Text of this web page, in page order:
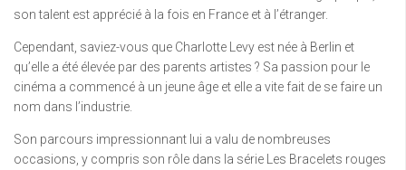
son talent est apprécié à la fois en France et à l’étranger.
Cependant, saviez-vous que Charlotte Levy est née à Berlin et
qu’elle a été élevée par des parents artistes ? Sa passion pour le
cinéma a commencé à un jeune âge et elle a vite fait de se faire un
nom dans l’industrie.
Son parcours impressionnant lui a valu de nombreuses
occasions, y compris son rôle dans la série Les Bracelets rouges